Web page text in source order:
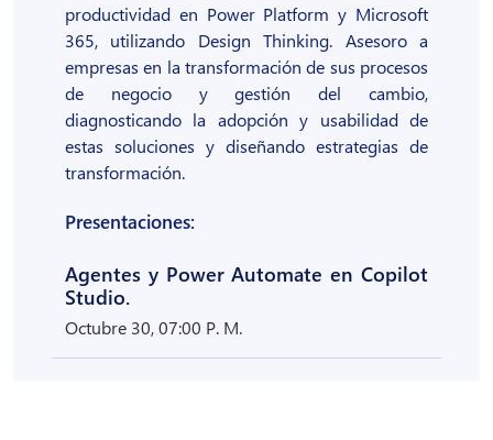
productividad en Power Platform y Microsoft
365, utilizando Design Thinking. Asesoro a
empresas en la transformación de sus procesos
de negocio y gestión del cambio,
diagnosticando la adopción y usabilidad de
estas soluciones y diseñando estrategias de
transformación.
Presentaciones:
Agentes y Power Automate en Copilot
Studio.
Octubre 30, 07:00 P. M.